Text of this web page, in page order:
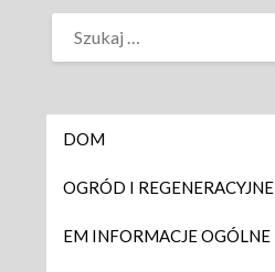
DOM
OGRÓD I
EM INFORMACJE OGÓLNE